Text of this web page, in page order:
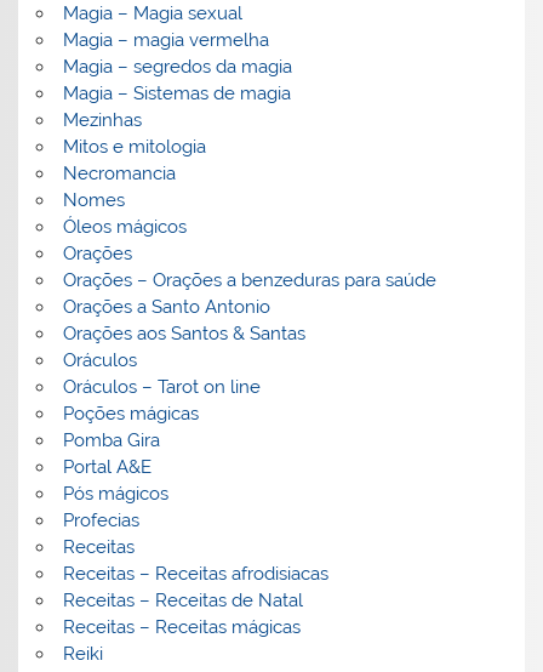
Magia – Magia sexual
Magia – magia vermelha
Magia – segredos da magia
Magia – Sistemas de magia
Mezinhas
Mitos e mitologia
Necromancia
Nomes
Óleos mágicos
Orações
Orações – Orações a benzeduras para saúde
Orações a Santo Antonio
Orações aos Santos & Santas
Oráculos
Oráculos – Tarot on line
Poções mágicas
Pomba Gira
Portal A&E
Pós mágicos
Profecias
Receitas
Receitas – Receitas afrodisiacas
Receitas – Receitas de Natal
Receitas – Receitas mágicas
Reiki